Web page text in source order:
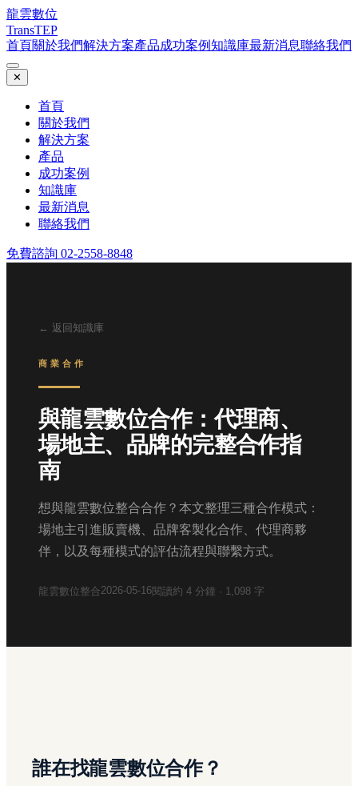
龍雲數位
TransTEP
首頁關於我們解決方案產品成功案例知識庫最新消息聯絡我們
✕
首頁
關於我們
解決方案
產品
成功案例
知識庫
最新消息
聯絡我們
免費諮詢 02-2558-8848
← 返回知識庫
商業合作
與龍雲數位合作：代理商、
場地主、品牌的完整合作指
南
想與龍雲數位整合合作？本文整理三種合作模式：
場地主引進販賣機、品牌客製化合作、代理商夥
伴，以及每種模式的評估流程與聯繫方式。
龍雲數位整合2026-05-16閱讀約 4 分鐘 · 1,098 字
誰在找龍雲數位合作？